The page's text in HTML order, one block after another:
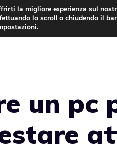
un pc
la migliore esperienza sul
lo scroll o chiudendo il
.